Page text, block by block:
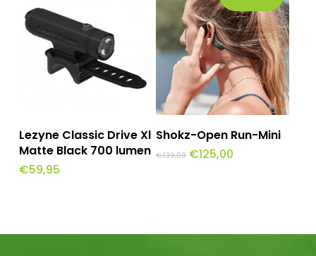
Toevoegen Aan
Winkelwagen
Lezyne Classic Drive Xl
Matte Black 700 lumen
€59,95
Toevoegen Aan
Winkelwagen
Shokz-Open Run-Mini
€139,00 Oorspronkelijke
€125,00